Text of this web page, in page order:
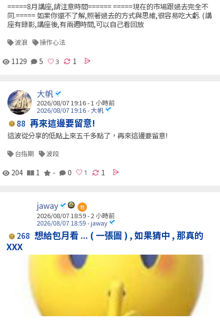
=====8月講座,請注意時間====== =====現在的市場跟過去完全不
同.===== 如果你還不了解,照著過去的方式與思維,很容易吃大虧. (講
座有錄影,講座後,有兩週時間,可以自己看回放
波浪 操作心法
1129 5 1
大帆
2026/08/07 19:16 - 1 小時前
2026/08/07 19:16 - 大帆
88 再來這邊要留意!
這波從分享的低點上來五千多點了，再來這邊要留意!
台指期 波段
204 1 - 0 1
jaway 包
2026/08/07 18:59 -2 小時前
2026/08/07 18:59 - jaway
268 想給包月看 ... ( 一張圖 ) , 如果猜中 , 那真的
XXX